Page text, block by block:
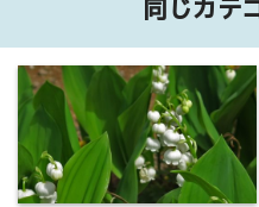
同じカテ